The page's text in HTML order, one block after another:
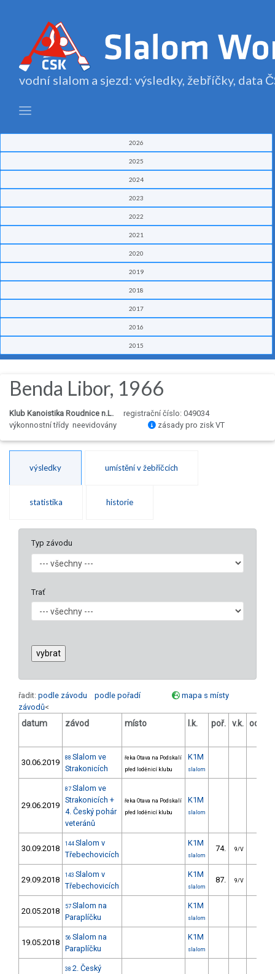
vodní slalom a sjezd: výsledky, žebříčky, data
2026
2025
2024
2023
2022
2021
2020
2019
2018
2017
2016
2015
Benda Libor, 1966
Klub Kanoistika Roudnice n.L.
registrační číslo: 049034
výkonnostní třídy neevidovány
zásady pro zisk VT
výsledky umístění v žebříčcích
statistika historie
Typ závodu
Trať
řadit: podle závodu podle pořadí
mapa s místy
závodů<
datum závod místo l.k. poř. v.k.
30.06.2019 88 Slalom ve
Strakonicích
řeka Otava na Podskalí
před loděnicí klubu
K1M
slalom
29.06.2019
87 Slalom ve
Strakonicích +
4. Český pohár
veteránů
řeka Otava na Podskalí
před loděnicí klubu
K1M
slalom
30.09.2018 144 Slalom v
Třebechovicích
K1M
slalom
74. 9/V
29.09.2018 143 Slalom v
Třebechovicích
K1M
slalom
87. 9/V
20.05.2018 57 Slalom na
Paraplíčku
K1M
slalom
19.05.2018 56 Slalom na
Paraplíčku
K1M
slalom
38 2. Český